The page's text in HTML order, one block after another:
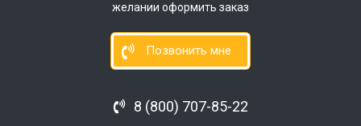
желании оформить заказ
Позвонить мне
8 (800) 707-85-22